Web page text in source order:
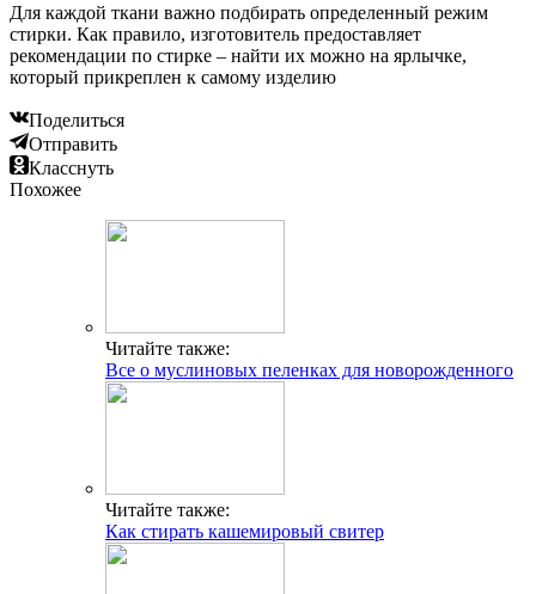
Для каждой ткани важно подбирать определенный режим
стирки. Как правило, изготовитель предоставляет
рекомендации по стирке – найти их можно на ярлычке,
который прикреплен к самому изделию
Поделиться
Отправить
Класснуть
Похожее
Читайте также:
Все о муслиновых пеленках для новорожденного
Читайте также:
Как стирать кашемировый свитер